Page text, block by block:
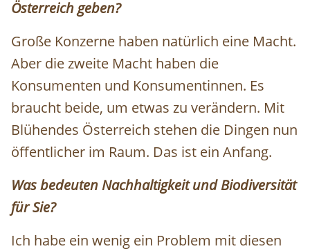
Österreich geben?
Große Konzerne haben natürlich eine Macht.
Aber die zweite Macht haben die
Konsumenten und Konsumentinnen. Es
braucht beide, um etwas zu verändern. Mit
Blühendes Österreich stehen die Dingen nun
öffentlicher im Raum. Das ist ein Anfang.
Was bedeuten Nachhaltigkeit und Biodiversität
für Sie?
Ich habe ein wenig ein Problem mit diesen